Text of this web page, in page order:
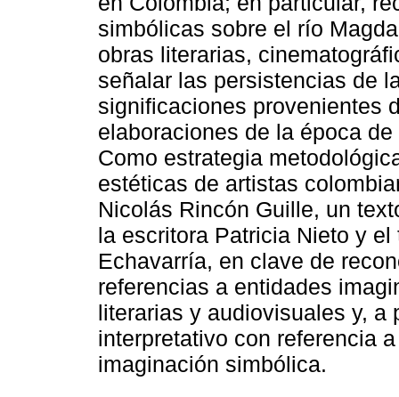
simbólicas sobre el río
obras literarias,
señalar las persistencias de
significaciones provenientes
elaboraciones de la época
Como estrategia
estéticas de artistas
Nicolás Rincón Guille, un
la escritora Patricia Nieto y
Echavarría, en clave de
referencias a entidades
literarias y audiovisuales y, a
interpretativo con referencia
imaginación simbólica.